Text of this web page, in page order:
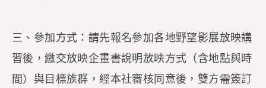
三、參加方式：請先報名參加各地野望影展放映講
習後，繳交放映企畫書說明放映方式（含地點與時
間）與目標族群，經本社審核同意後，雙方需簽訂